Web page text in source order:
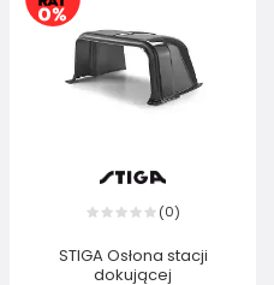
(0)
STIGA Osłona stacji
dokującej